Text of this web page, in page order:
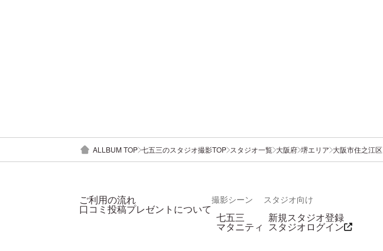
ALLBUM TOP 七五三のスタジオ撮影TOP スタジオ一覧 大阪府 堺エリア 大阪市住之江区
ご利用の流れ
口コミ投稿プレゼントについて
撮影シーン
七五三
マタニティ
スタジオ向け
新規スタジオ登録
スタジオログイン